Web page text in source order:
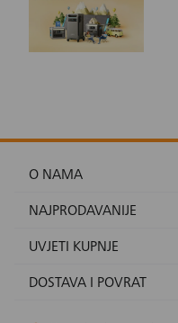
O NAMA
NAJPRODAVANIJE
UVJETI KUPNJE
DOSTAVA I POVRAT